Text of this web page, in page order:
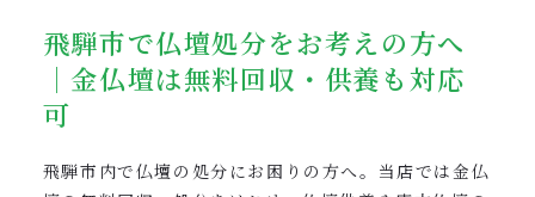
飛騨市で仏壇処分をお考えの方へ
｜金仏壇は無料回収・供養も対応
可
飛騨市内で仏壇の処分にお困りの方へ。当店では金仏